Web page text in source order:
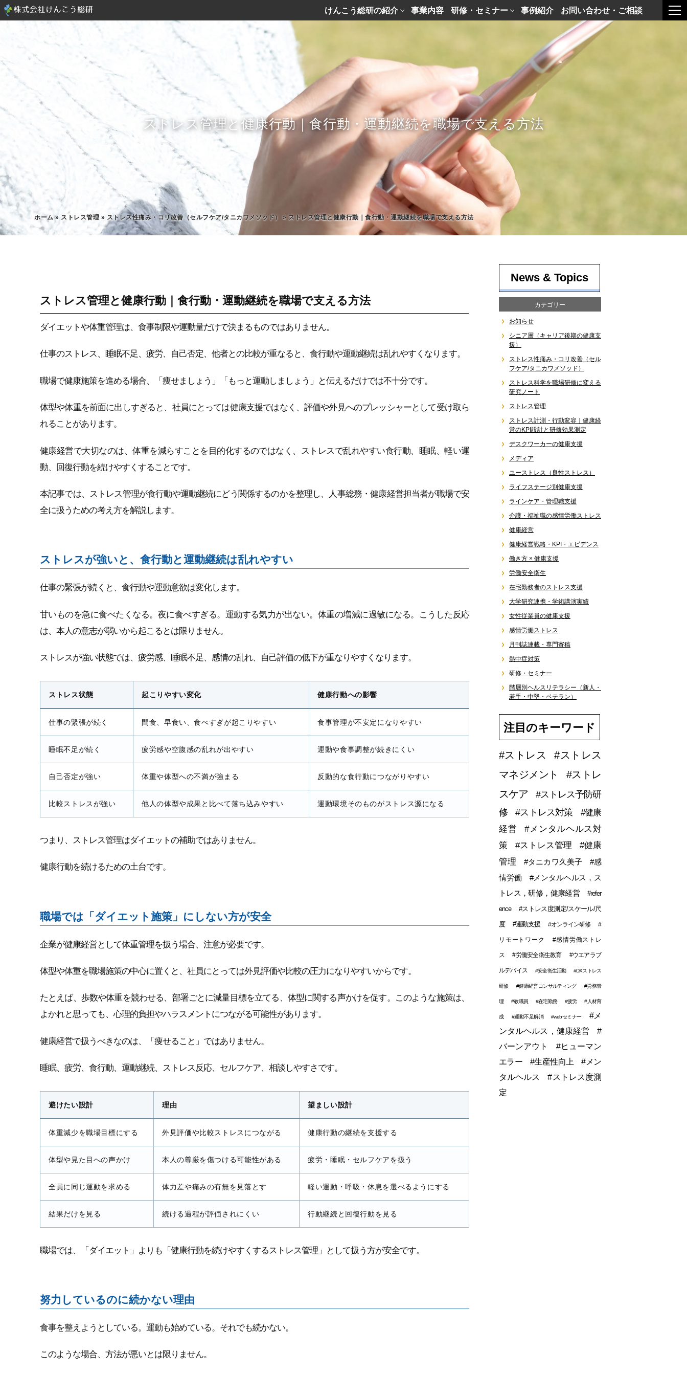
けんこう総研の紹介 事業内容 研修・セミナー 事例紹介 お問い合わせ・ご相談
ストレス管理と健康行動｜食行動・運動継続を職場で支える方法
ホーム» ストレス管理 » ストレス性痛み・コリ改善（セルフケア/タニカワメソッド） » ストレス管理と健康行動｜食行動・運動継続を職場で支える方法
ストレス管理と健康行動｜食行動・運動継続を職場で支える方法
ダイエットや体重管理は、食事制限や運動量だけで決まるものではありません。
仕事のストレス、睡眠不足、疲労、自己否定、他者との比較が重なると、食行動や運動継続は乱れやすくなります。
職場で健康施策を進める場合、「痩せましょう」「もっと運動しましょう」と伝えるだけでは不十分です。
体型や体重を前面に出しすぎると、社員にとっては健康支援ではなく、評価や外見へのプレッシャーとして受け取ら
れることがあります。
健康経営で大切なのは、体重を減らすことを目的化するのではなく、ストレスで乱れやすい食行動、睡眠、軽い運
動、回復行動を続けやすくすることです。
本記事では、ストレス管理が食行動や運動継続にどう関係するのかを整理し、人事総務・健康経営担当者が職場で安
全に扱うための考え方を解説します。
ストレスが強いと、食行動と運動継続は乱れやすい
仕事の緊張が続くと、食行動や運動意欲は変化します。
甘いものを急に食べたくなる。夜に食べすぎる。運動する気力が出ない。体重の増減に過敏になる。こうした反応
は、本人の意志が弱いから起こるとは限りません。
ストレスが強い状態では、疲労感、睡眠不足、感情の乱れ、自己評価の低下が重なりやすくなります。
ストレス状態 起こりやすい変化 健康行動への影響
仕事の緊張が続く 間食、早食い、食べすぎが起こりやすい 食事管理が不安定になりやすい
睡眠不足が続く 疲労感や空腹感の乱れが出やすい 運動や食事調整が続きにくい
自己否定が強い 体重や体型への不満が強まる 反動的な食行動につながりやすい
比較ストレスが強い 他人の体型や成果と比べて落ち込みやすい 運動環境そのものがストレス源になる
つまり、ストレス管理はダイエットの補助ではありません。
健康行動を続けるための土台です。
職場では「ダイエット施策」にしない方が安全
企業が健康経営として体重管理を扱う場合、注意が必要です。
体型や体重を職場施策の中心に置くと、社員にとっては外見評価や比較の圧力になりやすいからです。
たとえば、歩数や体重を競わせる、部署ごとに減量目標を立てる、体型に関する声かけを促す。このような施策は、
よかれと思っても、心理的負担やハラスメントにつながる可能性があります。
健康経営で扱うべきなのは、「痩せること」ではありません。
睡眠、疲労、食行動、運動継続、ストレス反応、セルフケア、相談しやすさです。
避けたい設計 理由 望ましい設計
体重減少を職場目標にする 外見評価や比較ストレスにつながる 健康行動の継続を支援する
体型や見た目への声かけ 本人の尊厳を傷つける可能性がある 疲労・睡眠・セルフケアを扱う
全員に同じ運動を求める 体力差や痛みの有無を見落とす 軽い運動・呼吸・休息を選べるようにする
結果だけを見る 続ける過程が評価されにくい 行動継続と回復行動を見る
職場では、「ダイエット」よりも「健康行動を続けやすくするストレス管理」として扱う方が安全です。
努力しているのに続かない理由
食事を整えようとしている。運動も始めている。それでも続かない。
このような場合、方法が悪いとは限りません。
News & Topics
カテゴリー
お知らせ
シニア層（キャリア後期の健康支
援）
ストレス性痛み・コリ改善（セル
フケア/タニカワメソッド）
ストレス科学を職場研修に変える
研究ノート
ストレス管理
ストレス計測・行動変容｜健康経
営のKPI設計と研修効果測定
デスクワーカーの健康支援
メディア
ユーストレス（良性ストレス）
ライフステージ別健康支援
ラインケア・管理職支援
介護・福祉職の感情労働ストレス
健康経営
健康経営戦略・KPI・エビデンス
働き方 × 健康支援
労働安全衛生
在宅勤務者のストレス支援
大学研究連携・学術講演実績
女性従業員の健康支援
感情労働ストレス
月刊誌連載・専門寄稿
熱中症対策
研修・セミナー
階層別ヘルスリテラシー（新人・
若手・中堅・ベテラン）
注目のキーワード
#ストレス
#ストレス
マネジメント
#ストレ
スケア
#ストレス予防研
修
#ストレス対策
#健康
経営
#メンタルヘルス対
策
#ストレス管理
#健康
管理
#タニカワ久美子
#感
情労働
#メンタルヘルス，ス
トレス，研修，健康経営
#refer
ence
#ストレス度測定/スケール/尺
度
#運動支援 #オンライン研修 #
リモートワーク #感情労働ストレ
ス #労働安全衛生教育 #ウエアラブ
ルデバイス #安全衛生活動 #DXストレス
研修 #健康経営コンサルティング #労務管
理 #教職員 #在宅勤務 #疲労 #人材育
成 #運動不足解消 #webセミナー
#メ
ンタルヘルス，健康経営
#
バーンアウト
#ヒューマン
エラー
#生産性向上
#メン
タルヘルス
#ストレス度測
定